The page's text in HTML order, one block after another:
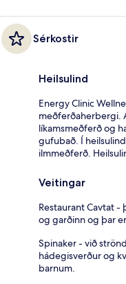
Sérkostir
Heilsulind
Energy Clinic
meðferðaherbergi.
líkamsmeðferð og
gufubað. Í
ilmmeðferð.
Veitingar
Restaurant Cavtat
og garðinn og þar
Spinaker - við
hádegisverður og
barnum.